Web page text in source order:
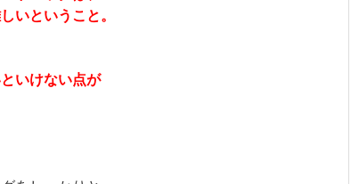
いということ。
いけない点が